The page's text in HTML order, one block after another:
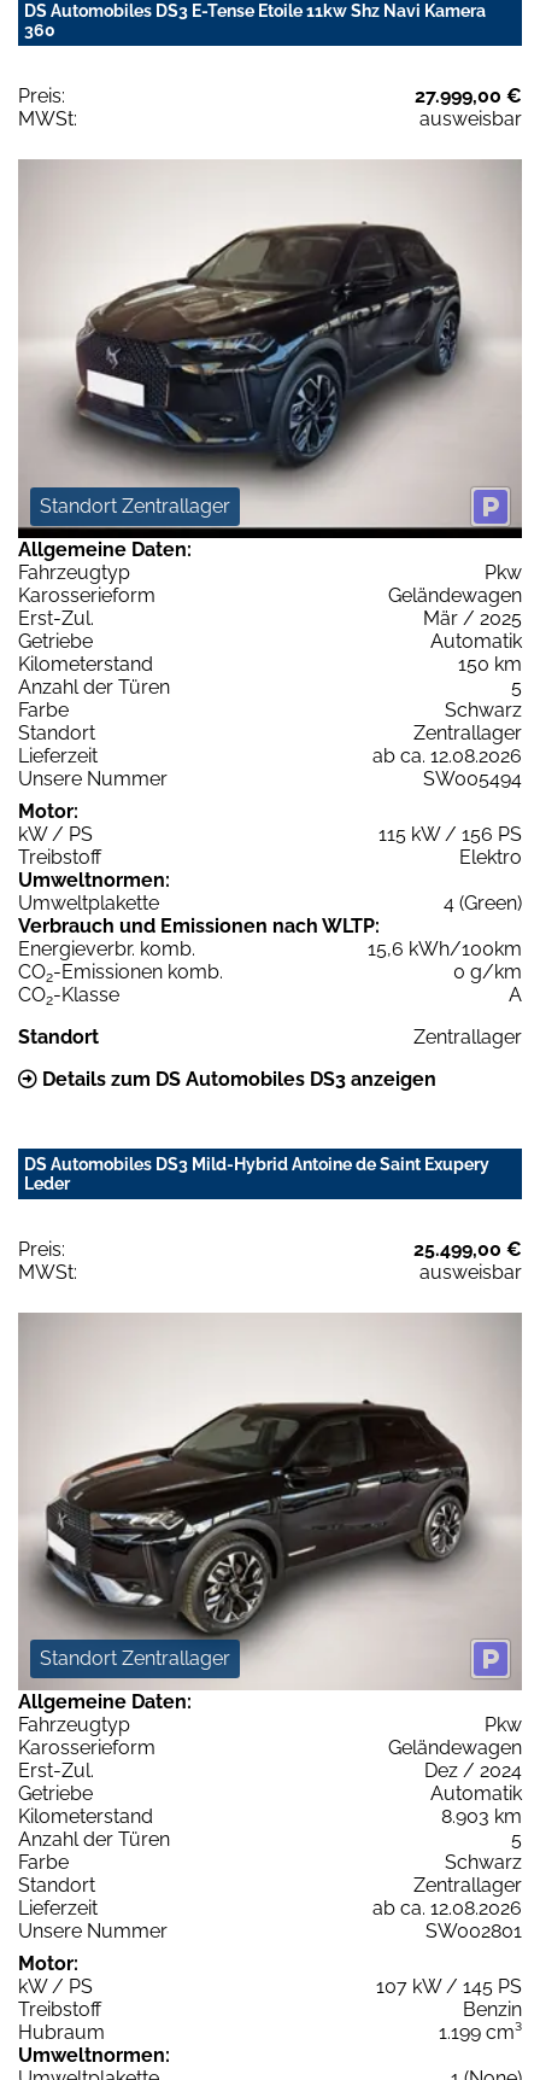
DS Automobiles DS3 E-Tense Etoile 11kw Shz Navi Kamera
360
Preis:
27.999,00 €
MWSt:
ausweisbar
Standort Zentrallager
Allgemeine Daten:
Fahrzeugtyp
Pkw
Karosserieform
Geländewagen
Erst-Zul.
Mär / 2025
Getriebe
Automatik
Kilometerstand
150 km
Anzahl der Türen
5
Farbe
Schwarz
Standort
Zentrallager
Lieferzeit
ab ca. 12.08.2026
Unsere Nummer
SW005494
Motor:
kW / PS
115 kW / 156 PS
Treibstoff
Elektro
Umweltnormen:
Umweltplakette
4 (Green)
Verbrauch und Emissionen nach WLTP:
Energieverbr. komb.
15,6 kWh/100km
CO2-Emissionen komb.
0 g/km
CO2-Klasse
A
Standort
Zentrallager
Details zum DS Automobiles DS3 anzeigen
DS Automobiles DS3 Mild-Hybrid Antoine de Saint Exupery
Leder
Preis:
25.499,00 €
MWSt:
ausweisbar
Standort Zentrallager
Allgemeine Daten:
Fahrzeugtyp
Pkw
Karosserieform
Geländewagen
Erst-Zul.
Dez / 2024
Getriebe
Automatik
Kilometerstand
8.903 km
Anzahl der Türen
5
Farbe
Schwarz
Standort
Zentrallager
Lieferzeit
ab ca. 12.08.2026
Unsere Nummer
SW002801
Motor:
kW / PS
107 kW / 145 PS
Treibstoff
Benzin
Hubraum
1.199 cm³
Umweltnormen: